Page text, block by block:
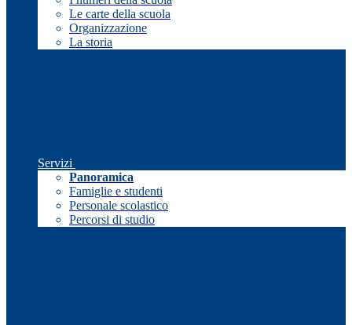
Le carte della scuola
Organizzazione
La storia
Servizi
Panoramica
Famiglie e studenti
Personale scolastico
Percorsi di studio